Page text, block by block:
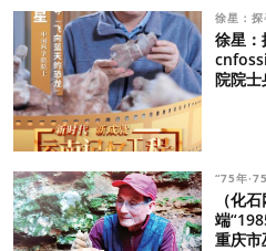
徐星：探
徐星：
院院士
“75年
（化
端
重庆市